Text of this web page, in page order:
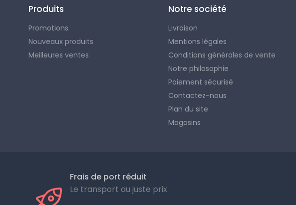
Produits
Promotions
Nouveaux produits
Meilleures ventes
Notre société
Livraison
Mentions légales
Conditions générales de vente
Notre philosophie
Paiement sécurisé
Contactez-nous
Plan du site
Magasins
Frais de port réduit
Le transport au juste prix